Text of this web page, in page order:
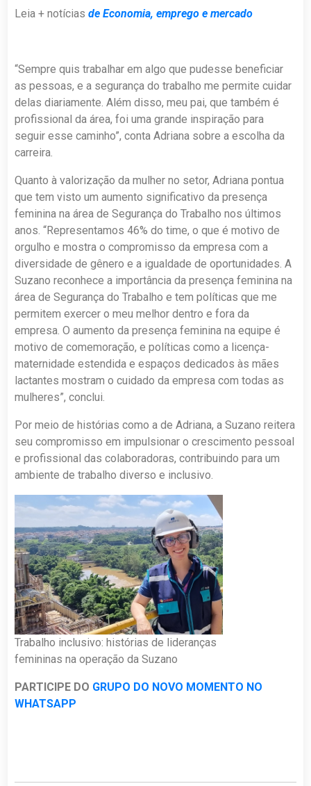
Leia + notíciasde Economia, emprego e mercado
“Sempre quis trabalhar em algo que pudesse beneficiar
as pessoas, e a segurança do trabalho me permite cuidar
delas diariamente. Além disso, meu pai, que também é
profissional da área, foi uma grande inspiração para
seguir esse caminho”, conta Adriana sobre a escolha da
carreira.
Quanto à valorização da mulher no setor, Adriana pontua
que tem visto um aumento significativo da presença
feminina na área de Segurança do Trabalho nos últimos
anos. “Representamos 46% do time, o que é motivo de
orgulho e mostra o compromisso da empresa com a
diversidade de gênero e a igualdade de oportunidades. A
Suzano reconhece a importância da presença feminina na
área de Segurança do Trabalho e tem políticas que me
permitem exercer o meu melhor dentro e fora da
empresa. O aumento da presença feminina na equipe é
motivo de comemoração, e políticas como a licença-
maternidade estendida e espaços dedicados às mães
lactantes mostram o cuidado da empresa com todas as
mulheres”, conclui.
Por meio de histórias como a de Adriana, a Suzano reitera
seu compromisso em impulsionar o crescimento pessoal
e profissional das colaboradoras, contribuindo para um
ambiente de trabalho diverso e inclusivo.
Trabalho inclusivo: histórias de lideranças
femininas na operação da Suzano
PARTICIPE DO GRUPO DO NOVO MOMENTO NO
WHATSAPP